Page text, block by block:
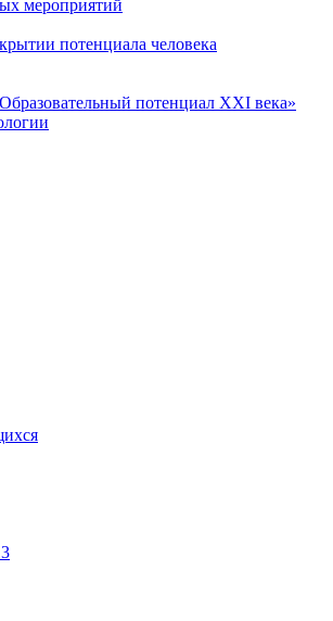
мероприятий
потенциала человека
потенциал XXI века»